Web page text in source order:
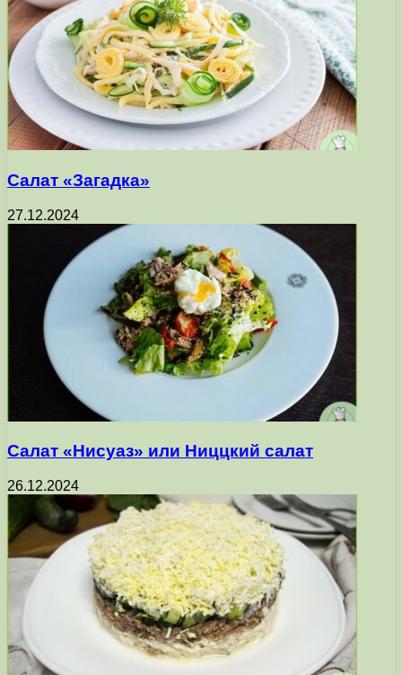
Салат «Загадка»
27.12.2024
Салат «Нисуаз» или Ниццкий салат
26.12.2024